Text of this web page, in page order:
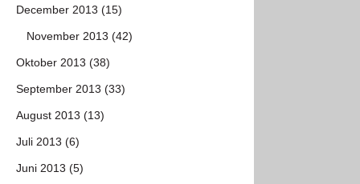
December 2013 (15)
November 2013 (42)
Oktober 2013 (38)
September 2013 (33)
August 2013 (13)
Juli 2013 (6)
Juni 2013 (5)